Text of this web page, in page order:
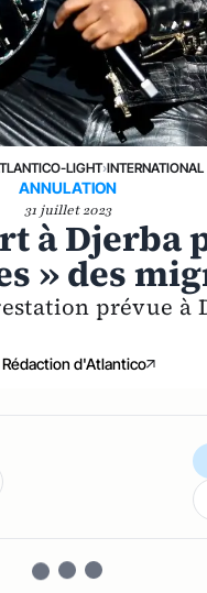
LIGHT›INTERNATIONAL
ANNULATION
31 juillet 2023
à Djerba
» des
prévue à
Rédaction d'Atlantico